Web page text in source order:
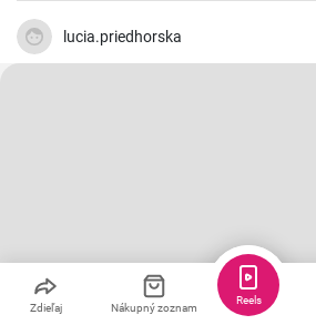
lucia.priedhorska
Zdieľaj Nákupný zoznam
Reels